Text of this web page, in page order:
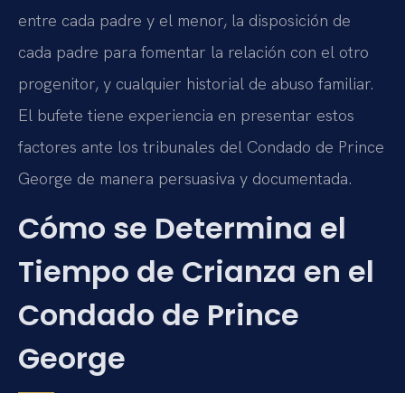
entre cada padre y el menor, la disposición de
cada padre para fomentar la relación con el otro
progenitor, y cualquier historial de abuso familiar.
El bufete tiene experiencia en presentar estos
factores ante los tribunales del Condado de Prince
George de manera persuasiva y documentada.
Cómo se Determina el
Tiempo de Crianza en el
Condado de Prince
George